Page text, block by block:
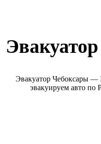
Эвакуатор Чебоксары —
эвакуируем авто по